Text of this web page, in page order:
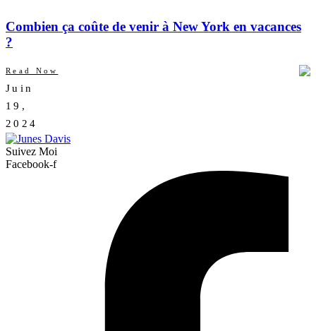
Combien ça coûte de venir à New York en vacances
?
Read Now
Juin
19,
2024
Suivez Moi
Facebook-f